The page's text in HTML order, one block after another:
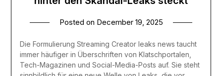
Posted on December 19, 2025
Die Formulierung Streaming Creator leaks news taucht
immer häufiger in Überschriften von Klatschportalen,
Tech-Magazinen und Social-Media-Posts auf. Sie steht